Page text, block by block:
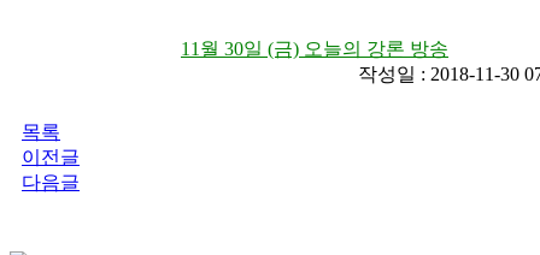
11월 30일 (금) 오늘의 강론 방송
작성일 : 2018-11-30
목록
이전글
다음글